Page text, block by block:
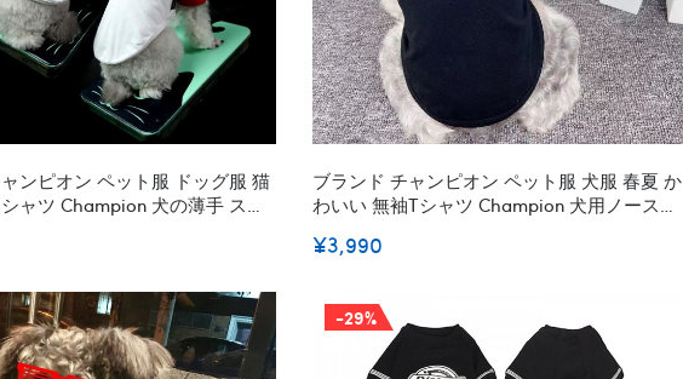
ンピオン ペット服 ドッグ服 猫
ャツ Champion 犬の薄手 スウ
安 2色 S, XL , XXL 送料無料
ブランド チャンピオン ペット服 犬服 春夏 か
わいい 無袖tシャツ Champion 犬用ノースリ
い 脱毛保護 ファッション 人気 ペット洋服 中
¥3,990
-29%